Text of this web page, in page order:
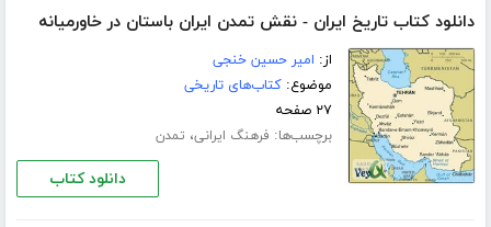
دانلود کتاب تاریخ ایران - نقش تمدن ایران باستان در خاورمیانه
از: امیر حسین خنجی
موضوع:کتاب‌های تاریخی
۲۷ صفحه
برچسب‌ها: فرهنگ ایرانی، تمدن
دانلود کتاب